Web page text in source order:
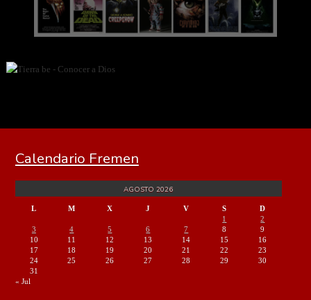
Calendario Fremen
AGOSTO 2026
L M X J V S
D
1
2
3
4 5 6 7 8
9
10
11 12 13 14 15
16
17
18 19 20 21 22
23
24
25 26 27 28 29
30
31
« Jul